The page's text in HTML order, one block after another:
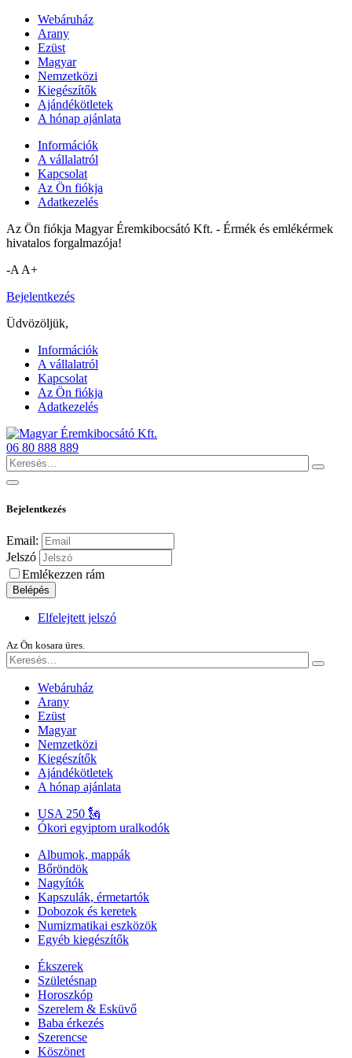
Webáruház
Arany
Ezüst
Magyar
Nemzetközi
Kiegészítők
Ajándékötletek
A hónap ajánlata
Információk
A vállalatról
Kapcsolat
Az Ön fiókja
Adatkezelés
Az Ön fiókja Magyar Éremkibocsátó Kft. - Érmék és emlékérmek
hivatalos forgalmazója!
-A A+
Bejelentkezés
Üdvözöljük,
Információk
A vállalatról
Kapcsolat
Az Ön fiókja
Adatkezelés
06 80 888 889
Bejelentkezés
Email:
Jelszó
Emlékezzen rám
Belépés
Elfelejtett jelszó
Az Ön kosara üres.
Webáruház
Arany
Ezüst
Magyar
Nemzetközi
Kiegészítők
Ajándékötletek
A hónap ajánlata
USA 250 🗽
Ókori egyiptom uralkodók
Albumok, mappák
Bőröndök
Nagyítók
Kapszulák, érmetartók
Dobozok és keretek
Numizmatikai eszközök
Egyéb kiegészítők
Ékszerek
Születésnap
Horoszkóp
Szerelem & Esküvő
Baba érkezés
Szerencse
Köszönet